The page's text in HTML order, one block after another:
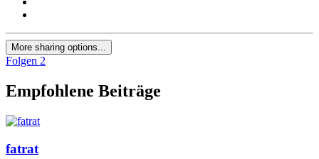
More sharing options...
Folgen 2
Empfohlene Beiträge
fatrat